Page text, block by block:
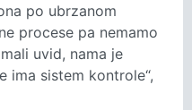
po ubrzanom
procese pa nemamo
uvid, nama je
ima sistem kontrole“,